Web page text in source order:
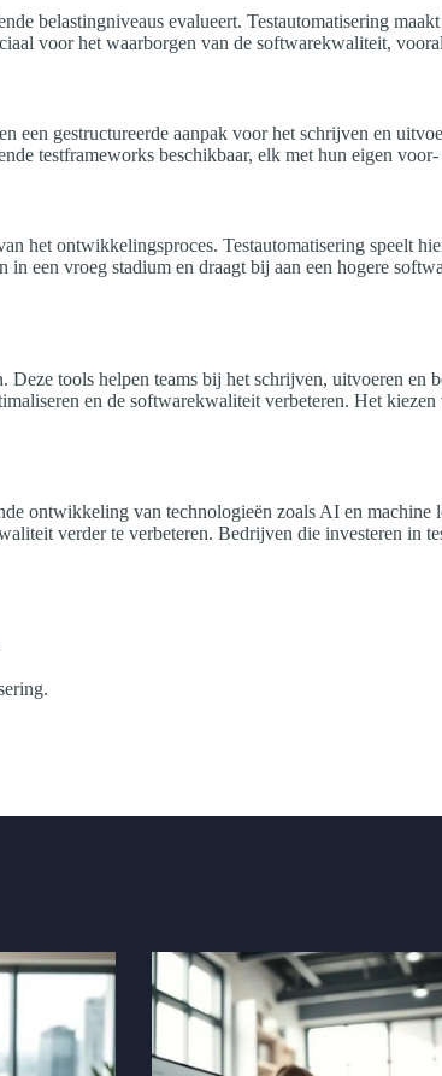
belastingniveaus evalueert. Testautomatisering
voor het waarborgen van de softwarekwaliteit,
een gestructureerde aanpak voor het schrijven en
testframeworks beschikbaar, elk met hun eigen
het ontwikkelingsproces. Testautomatisering speelt
een vroeg stadium en draagt bij aan een hogere
tools helpen teams bij het schrijven, uitvoeren
en de softwarekwaliteit verbeteren. Het
ontwikkeling van technologieën zoals AI en machine
verder te verbeteren. Bedrijven die investeren in